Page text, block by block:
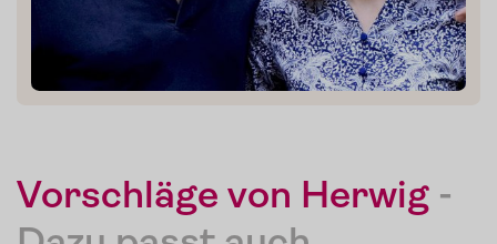
Vorschläge von Herwig-